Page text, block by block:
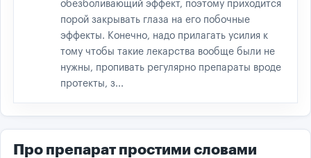
обезболивающий эффект, поэтому приходится
порой закрывать глаза на его побочные
эффекты. Конечно, надо прилагать усилия к
тому чтобы такие лекарства вообще были не
нужны, пропивать регулярно препараты вроде
протекты, з...
Про препарат простими словами